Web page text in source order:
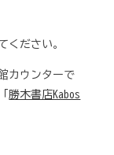
ください。
カウンターで
勝木書店Kabos